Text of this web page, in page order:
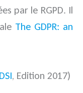
par le RGPD. Il
The GDPR: an
, Edition 2017)